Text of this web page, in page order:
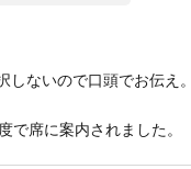
しないので口頭でお伝え。
で席に案内されました。